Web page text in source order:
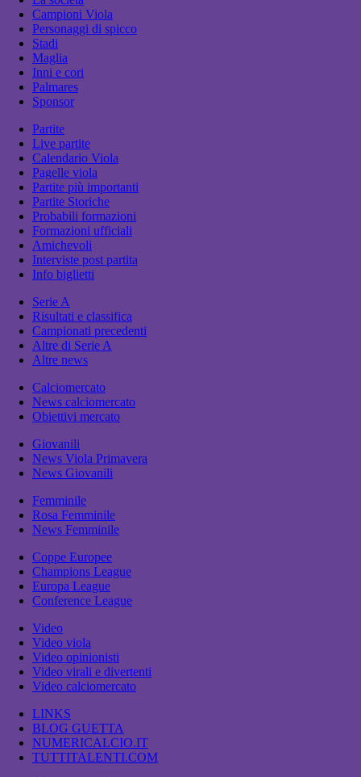
Campioni Viola
Personaggi di spicco
Stadi
Maglia
Inni e cori
Palmares
Sponsor
Partite
Live partite
Calendario Viola
Pagelle viola
Partite più importanti
Partite Storiche
Probabili formazioni
Formazioni ufficiali
Amichevoli
Interviste post partita
Info biglietti
Serie A
Risultati e classifica
Campionati precedenti
Altre di Serie A
Altre news
Calciomercato
News calciomercato
Obiettivi mercato
Giovanili
News Viola Primavera
News Giovanili
Femminile
Rosa Femminile
News Femminile
Coppe Europee
Champions League
Europa League
Conference League
Video
Video viola
Video opinionisti
Video virali e divertenti
Video calciomercato
LINKS
BLOG GUETTA
NUMERICALCIO.IT
TUTTITALENTI.COM